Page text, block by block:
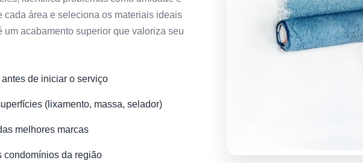
cada área e seleciona os materiais ideais
um acabamento superior que valoriza seu
de iniciar o serviço
(lixamento, massa, selador)
melhores marcas
condomínios da região